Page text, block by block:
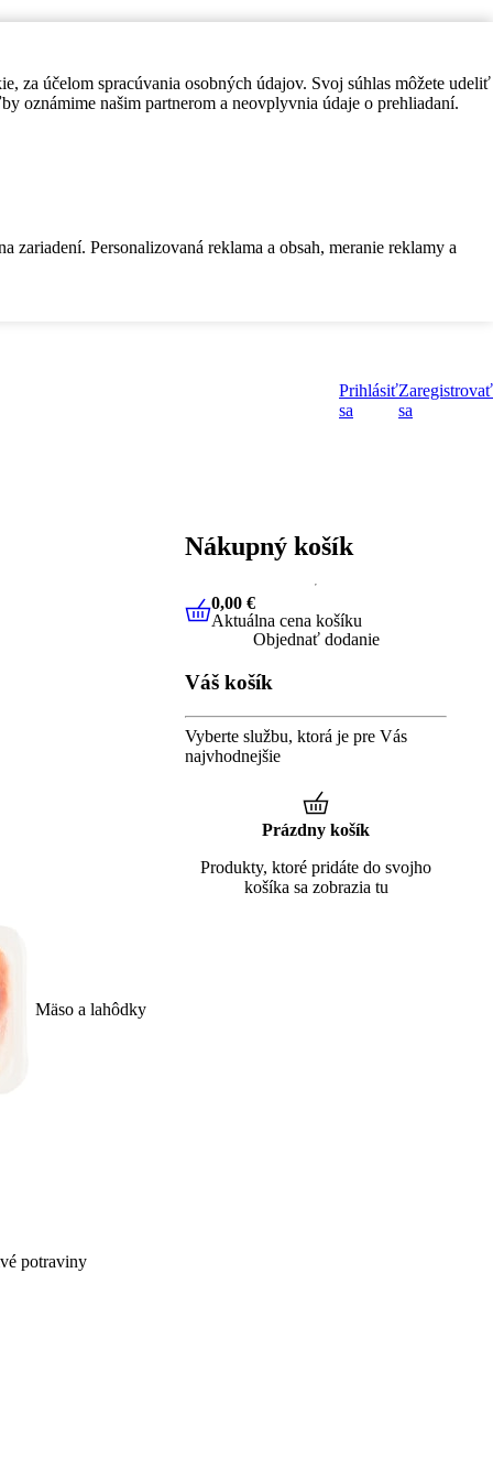
za účelom spracúvania osobných údajov. Svoj súhlas môžete udeliť
oznámime našim partnerom a neovplyvnia údaje o prehliadaní.
Personalizovaná reklama a obsah, meranie reklamy a
Prihlásiť
sa
Zaregistrovať
sa
Mäso a lahôdky
potraviny
Nákupný košík
0,00 €Aktuálna cena košíku
0,00 €
Aktuálna cena košíku
Objednať dodanie
Váš košík
Vyberte službu, ktorá je pre Vás
najvhodnejšie
Prázdny košík
Produkty, ktoré pridáte do svojho
košíka sa zobrazia tu